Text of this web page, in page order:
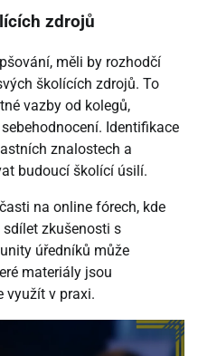
zdrojů
měli by rozhodčí
školících zdrojů. To
vazby od kolegů,
Identifikace
znalostech a
budoucí školící úsilí.
na online fórech, kde
zkušenosti s
úředníků může
materiály jsou
využít v praxi.